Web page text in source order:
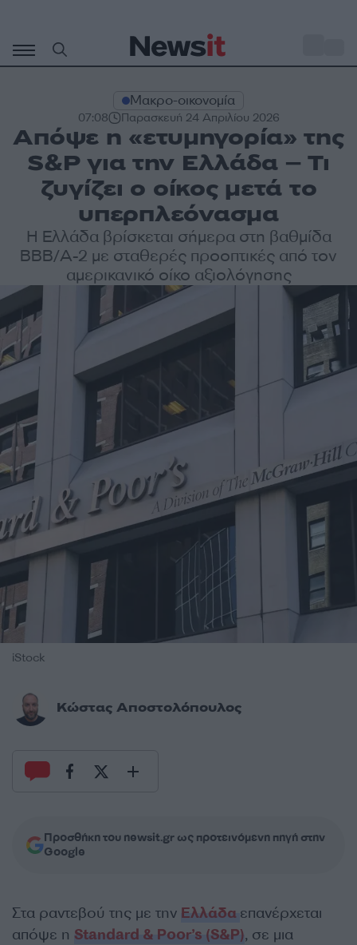
περιεχόμενο
Μακρο-οικονομία
07:08 Παρασκευή 24 Απριλίου 2026
Απόψε η «ετυμηγορία» της
S&P για την Ελλάδα – Τι
ζυγίζει ο οίκος μετά το
υπερπλεόνασμα
Η Ελλάδα βρίσκεται σήμερα στη βαθμίδα
BBB/A-2 με σταθερές προοπτικές από τον
αμερικανικό οίκο αξιολόγησης
iStock
Κώστας Αποστολόπουλος
Προσθήκη του newsit.gr ως προτεινόμενη πηγή στην
Google
Στα ραντεβού της με την Ελλάδα επανέρχεται
απόψε η Standard & Poor’s (S&P), σε μια